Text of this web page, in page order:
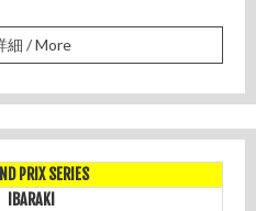
細 / More
PRIX SERIES
IBARAKI